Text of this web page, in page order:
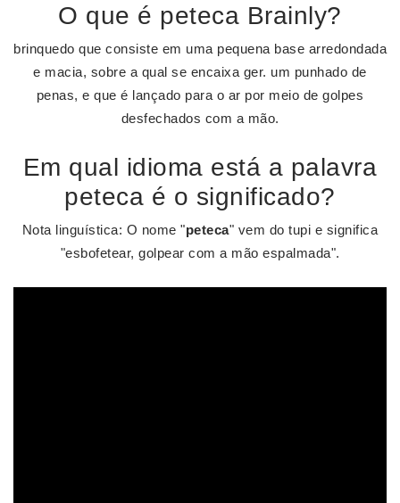
O que é peteca Brainly?
brinquedo que consiste em uma pequena base arredondada
e macia, sobre a qual se encaixa ger. um punhado de
penas, e que é lançado para o ar por meio de golpes
desfechados com a mão.
Em qual idioma está a palavra
peteca é o significado?
Nota linguística: O nome "peteca" vem do tupi e significa
"esbofetear, golpear com a mão espalmada".